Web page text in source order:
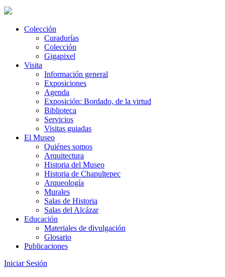
Colección
Curadurías
Colección
Gigapixel
Visita
Información general
Exposiciones
Agenda
Exposición: Bordado, de la virtud
Biblioteca
Servicios
Visitas guiadas
El Museo
Quiénes somos
Arquitectura
Historia del Museo
Historia de Chapultepec
Arqueología
Murales
Salas de Historia
Salas del Alcázar
Educación
Materiales de divulgación
Glosario
Publicaciones
Iniciar Sesión